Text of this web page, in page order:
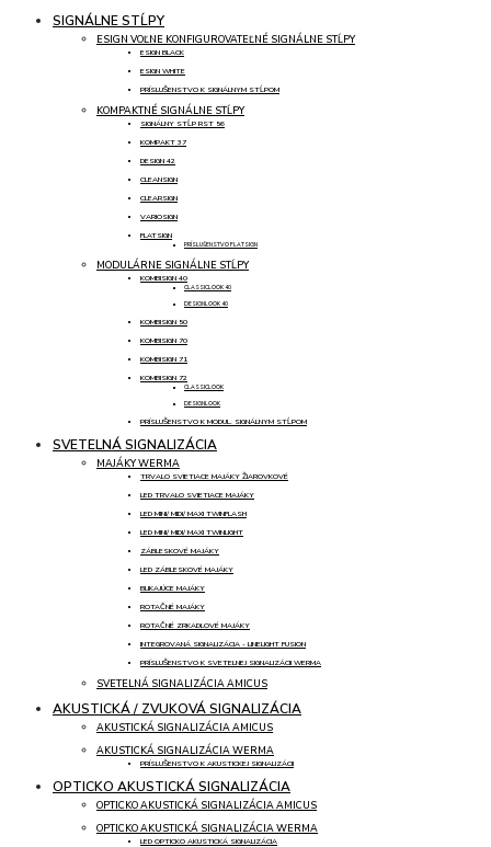
SIGNÁLNE STĹPY
ESIGN VOĽNE KONFIGUROVATEĽNÉ SIGNÁLNE STĹPY
ESIGN BLACK
ESIGN WHITE
PRÍSLUŠENSTVO K SIGNÁLNYM STĹPOM
KOMPAKTNÉ SIGNÁLNE STĹPY
SIGNÁLNY STĹP RST 56
KOMPAKT 37
DESIGN 42
CLEANSIGN
CLEARSIGN
VARIOSIGN
FLATSIGN
PRÍSLUŠENSTVO FLATSIGN
MODULÁRNE SIGNÁLNE STĹPY
KOMBISIGN 40
CLASSICLOOK 40
DESIGNLOOK 40
KOMBISIGN 50
KOMBISIGN 70
KOMBISIGN 71
KOMBISIGN 72
CLASSICLOOK
DESIGNLOOK
PRÍSLUŠENSTVO K MODUL. SIGNÁLNYM STĹPOM
SVETELNÁ SIGNALIZÁCIA
MAJÁKY WERMA
TRVALO SVIETIACE MAJÁKY ŽIAROVKOVÉ
LED TRVALO SVIETIACE MAJÁKY
LED MINI/ MIDI/ MAXI TWINFLASH
LED MINI/ MIDI/ MAXI TWINLIGHT
ZÁBLESKOVÉ MAJÁKY
LED ZÁBLESKOVÉ MAJÁKY
BLIKAJÚCE MAJÁKY
ROTAČNÉ MAJÁKY
ROTAČNÉ ZRKADLOVÉ MAJÁKY
INTEGROVANÁ SIGNALIZÁCIA - LINELIGHT FUSION
PRÍSLUŠENSTVO K SVETELNEJ SIGNALIZÁCII WERMA
SVETELNÁ SIGNALIZÁCIA AMICUS
AKUSTICKÁ / ZVUKOVÁ SIGNALIZÁCIA
AKUSTICKÁ SIGNALIZÁCIA AMICUS
AKUSTICKÁ SIGNALIZÁCIA WERMA
PRÍSLUŠENSTVO K AKUSTICKEJ SIGNALIZÁCII
OPTICKO AKUSTICKÁ SIGNALIZÁCIA
OPTICKO AKUSTICKÁ SIGNALIZÁCIA AMICUS
OPTICKO AKUSTICKÁ SIGNALIZÁCIA WERMA
LED OPTICKO AKUSTICKÁ SIGNALIZÁCIA